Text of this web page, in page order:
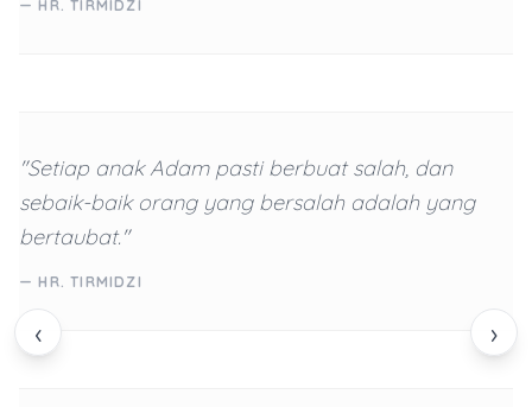
‹ ›
— HR. TIRMIDZI
"Setiap anak Adam pasti berbuat salah, dan
sebaik-baik orang yang bersalah adalah yang
bertaubat."
— HR. TIRMIDZI